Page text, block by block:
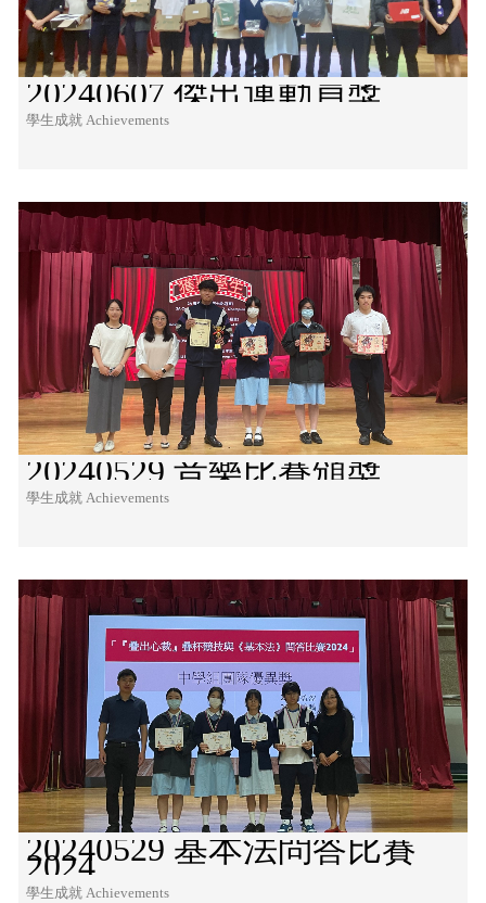
20240607 傑出運動員獎
學生成就 Achievements
20240529 音樂比賽頒奬
學生成就 Achievements
20240529 基本法問答比賽
2024
學生成就 Achievements